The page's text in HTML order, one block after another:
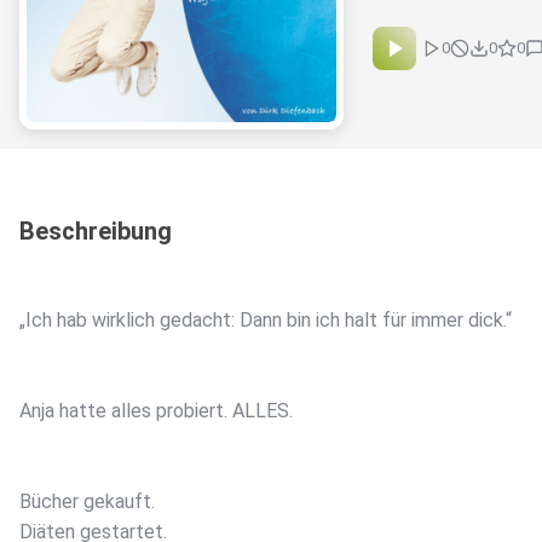
0 0 0
Beschreibung
„Ich hab wirklich gedacht: Dann bin ich halt für immer dick.“
Anja hatte alles probiert. ALLES.
Bücher gekauft.
Diäten gestartet.